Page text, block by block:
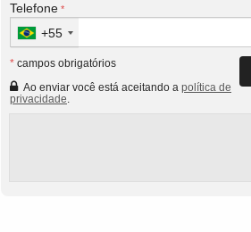
Telefone
+55
* campos obrigatórios
Ao enviar você está aceitando a política de
privacidade